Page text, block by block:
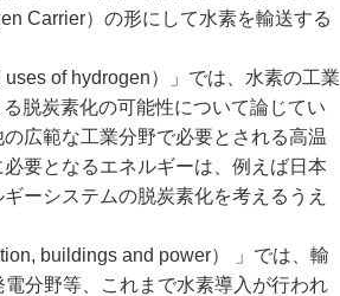
Carrier）の形にして水素を輸送する
of hydrogen）」では、水素の工業
脱炭素化の可能性について論じてい
広範な工業分野で必要とされる高温
要となるエネルギーは、例えば日本
ーシステムの脱炭素化を考えるうえ
buildings and power） 」では、輸
分野等、これまで水素導入が行われ